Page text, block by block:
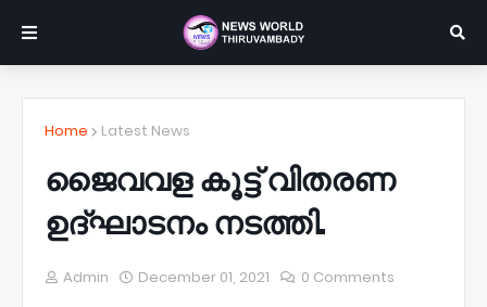
Home Latest News
ജൈവവള കൂട്ട് വിതരണ
ഉദ്ഘാടനം നടത്തി.
Admin December 01, 2021 0 Comments